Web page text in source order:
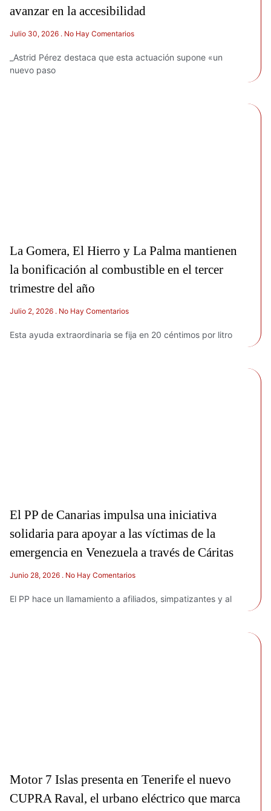
avanzar en la accesibilidad
Julio 30, 2026 No Hay Comentarios
_Astrid Pérez destaca que esta actuación supone «un
nuevo paso
La Gomera, El Hierro y La Palma mantienen
la bonificación al combustible en el tercer
trimestre del año
Julio 2, 2026 No Hay Comentarios
Esta ayuda extraordinaria se fija en 20 céntimos por litro
El PP de Canarias impulsa una iniciativa
solidaria para apoyar a las víctimas de la
emergencia en Venezuela a través de Cáritas
Junio 28, 2026 No Hay Comentarios
El PP hace un llamamiento a afiliados, simpatizantes y al
Motor 7 Islas presenta en Tenerife el nuevo
CUPRA Raval, el urbano eléctrico que marca